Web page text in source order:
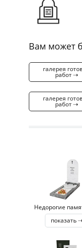
Вам может
галерея
работ ⇢
галерея
работ ⇢
Недорогие
показать